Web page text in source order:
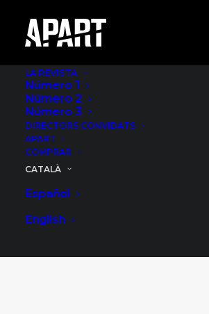
LA REVISTA
Número 1
Número 2
Número 3
DIRECTORS CONVIDATS
APART
COMPRAR
CATALÀ
Español
English